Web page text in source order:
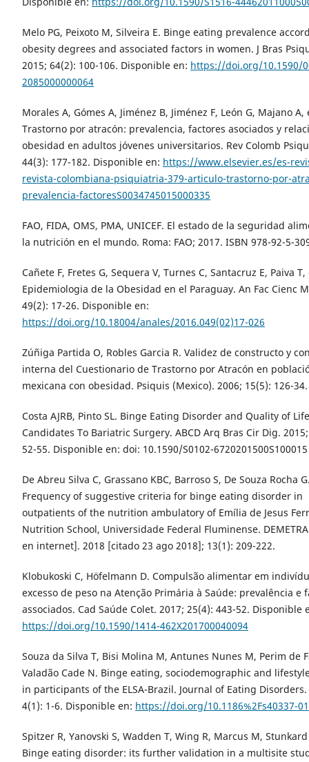
Melo PG, Peixoto M, Silveira E. Binge eating prevalence
obesity degrees and associated factors in women. J Bras
2015; 64(2): 100-106. Disponible en: https://doi.org/10.1590/
2085000000064
Morales A, Gómes A, Jiménez B, Jiménez F, León G, Majano A,
Trastorno por atracón: prevalencia, factores asociados y
obesidad en adultos jóvenes universitarios. Rev Colomb
44(3): 177-182. Disponible en: https://www.elsevier.es/es-
revista-colombiana-psiquiatria-379-articulo-trastorno-por-
prevalencia-factoresS0034745015000335
FAO, FIDA, OMS, PMA, UNICEF. El estado de la seguridad
la nutrición en el mundo. Roma: FAO; 2017. ISBN 978-92-5-
Cañete F, Fretes G, Sequera V, Turnes C, Santacruz E, Paiva
Epidemiologia de la Obesidad en el Paraguay. An Fac Cienc
49(2): 17-26. Disponible en:
https://doi.org/10.18004/anales/2016.049(02)17-026
Zúñiga Partida O, Robles Garcia R. Validez de constructo y
interna del Cuestionario de Trastorno por Atracón en
mexicana con obesidad. Psiquis (Mexico). 2006; 15(5): 126-34.
Costa AJRB, Pinto SL. Binge Eating Disorder and Quality of
Candidates To Bariatric Surgery. ABCD Arq Bras Cir Dig.
52-55. Disponible en: doi: 10.1590/S0102-6720201500S100015
De Abreu Silva C, Grassano KBC, Barroso S, De Souza Rocha
Frequency of suggestive criteria for binge eating disorder in
outpatients of the nutrition ambulatory of Emília de Jesus
Nutrition School, Universidade Federal Fluminense.
en internet]. 2018 [citado 23 ago 2018]; 13(1): 209-222.
Klobukoski C, Höfelmann D. Compulsão alimentar em
excesso de peso na Atenção Primária à Saúde: prevalência e
associados. Cad Saúde Colet. 2017; 25(4): 443-52. Disponible
https://doi.org/10.1590/1414-462X201700040094
Souza da Silva T, Bisi Molina M, Antunes Nunes M, Perim de
Valadão Cade N. Binge eating, sociodemographic and
in participants of the ELSA-Brazil. Journal of Eating Disorders.
4(1): 1-6. Disponible en: https://doi.org/10.1186%2Fs40337-
Spitzer R, Yanovski S, Wadden T, Wing R, Marcus M,
Binge eating disorder: its further validation in a multisite